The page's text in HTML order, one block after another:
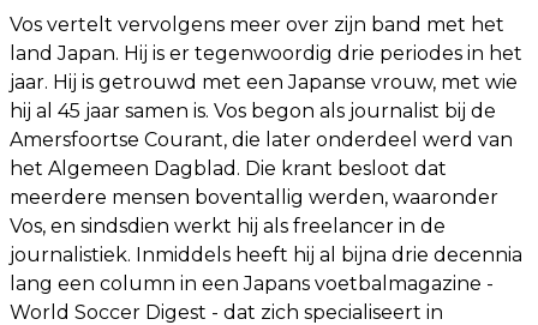
Vos vertelt vervolgens meer over zijn band met het
land Japan. Hij is er tegenwoordig drie periodes in het
jaar. Hij is getrouwd met een Japanse vrouw, met wie
hij al 45 jaar samen is. Vos begon als journalist bij de
Amersfoortse Courant, die later onderdeel werd van
het Algemeen Dagblad. Die krant besloot dat
meerdere mensen boventallig werden, waaronder
Vos, en sindsdien werkt hij als freelancer in de
journalistiek. Inmiddels heeft hij al bijna drie decennia
lang een column in een Japans voetbalmagazine -
World Soccer Digest - dat zich specialiseert in